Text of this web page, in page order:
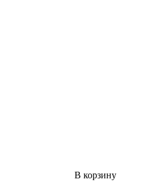
В корзину